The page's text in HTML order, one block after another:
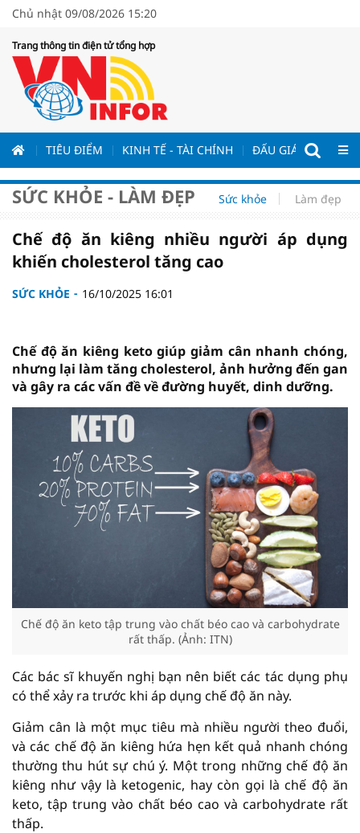
Chủ nhật 09/08/2026 15:20
Trang thông tin điện tử tổng hợp
TIÊU ĐIỂM KINH TẾ - TÀI CHÍNH ĐẤU GIÁ - ĐẤU
SỨC KHỎE - LÀM ĐẸP Sức khỏe Làm đẹp
Chế độ ăn kiêng nhiều người áp dụng
khiến cholesterol tăng cao
SỨC KHỎE 16/10/2025 16:01
Chế độ ăn kiêng keto giúp giảm cân nhanh chóng,
nhưng lại làm tăng cholesterol, ảnh hưởng đến gan
và gây ra các vấn đề về đường huyết, dinh dưỡng.
Chế độ ăn keto tập trung vào chất béo cao và carbohydrate
rất thấp. (Ảnh: ITN)
Các bác sĩ khuyến nghị bạn nên biết các tác dụng phụ
có thể xảy ra trước khi áp dụng chế độ ăn này.
Giảm cân là một mục tiêu mà nhiều người theo đuổi,
và các chế độ ăn kiêng hứa hẹn kết quả nhanh chóng
thường thu hút sự chú ý. Một trong những chế độ ăn
kiêng như vậy là ketogenic, hay còn gọi là chế độ ăn
keto, tập trung vào chất béo cao và carbohydrate rất
thấp.